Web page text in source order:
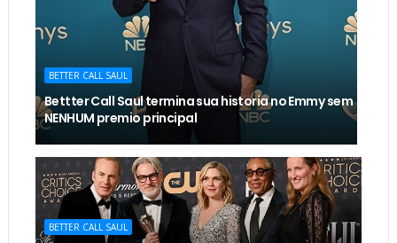
BETTER CALL SAUL
Bettter Call Saul termina sua historia no Emmy sem
NENHUM premio principal
BETTER CALL SAUL